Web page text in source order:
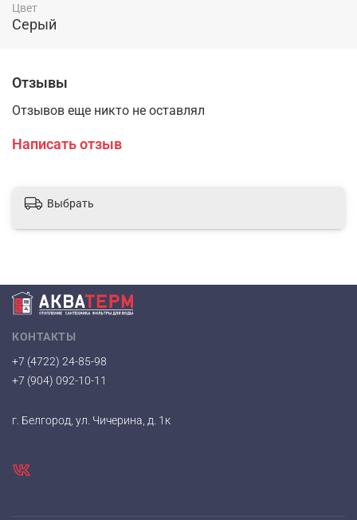
Цвет
Серый
Отзывы
Отзывов еще никто не оставлял
Написать отзыв
Выбрать
КОНТАКТЫ
+7 (4722) 24-85-98
+7 (904) 092-10-11
г. Белгород, ул. Чичерина, д. 1к